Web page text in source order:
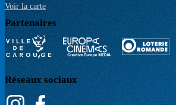
Voir la carte
Partenaires
Réseaux sociaux